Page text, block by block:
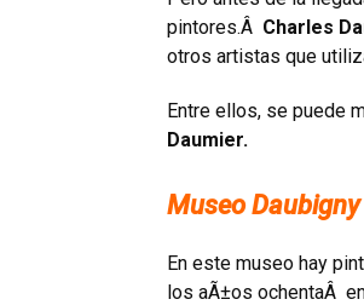
pintores.Â Charles
otros artistas que
Entre ellos, se puede
Daumier.
Museo Daubigny
En este museo hay
los aÃ±os ochentaÂ